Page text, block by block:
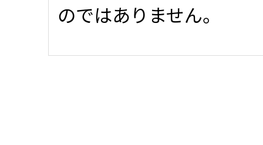
のではありません。